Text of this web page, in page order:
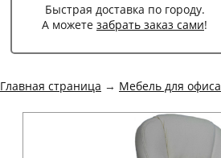
Быстрая доставка по городу.
А можете забрать заказ сами!
Главная страница → Мебель для офиса